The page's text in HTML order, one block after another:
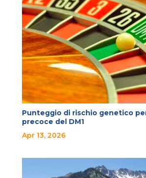
Punteggio di rischio genetico
precoce del DM1
Apr 13, 2026